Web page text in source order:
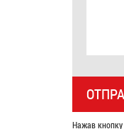
Нажав кнопку